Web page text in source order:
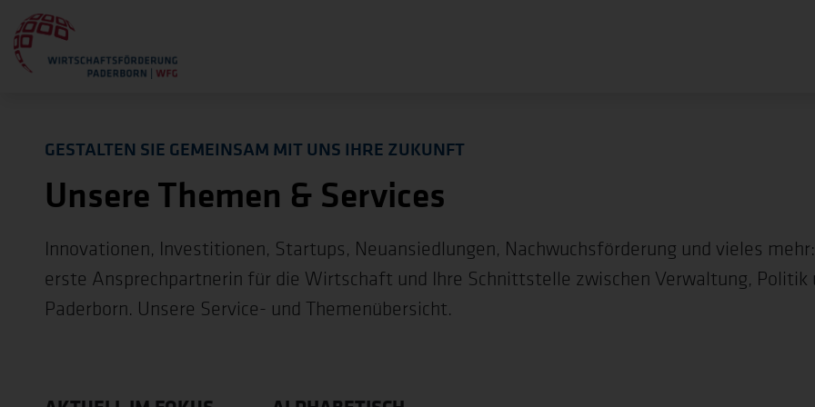
GESTALTEN SIE GEMEINSAM MIT UNS IHRE ZUKUNFT
Unsere Themen & Services
Innovationen, Investitionen, Startups, Neuansiedlungen, Nachwuchsförderung und vieles
erste Ansprechpartnerin für die Wirtschaft und Ihre Schnittstelle zwischen Verwaltung,
Paderborn. Unsere Service- und Themenübersicht.